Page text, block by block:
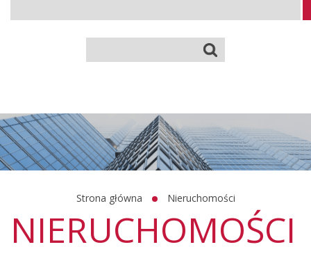
Strona główna Nieruchomości
NIERUCHOMOŚCI